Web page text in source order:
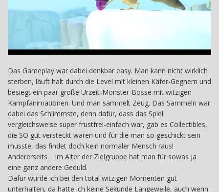
Das Gameplay war dabei denkbar easy. Man kann nicht wirklich
sterben, läuft halt durch die Level mit kleinen Käfer-Gegnern und
besiegt ein paar große Urzeit-Monster-Bosse mit witzigen
Kampfanimationen. Und man sammelt Zeug. Das Sammeln war
dabei das Schlimmste, denn dafür, dass das Spiel
vergleichsweise super frustfrei-einfach war, gab es Collectibles,
die SO gut versteckt waren und für die man so geschickt sein
musste, das findet doch kein normaler Mensch raus!
Andererseits… Im Alter der Zielgruppe hat man für sowas ja
eine ganz andere Geduld.
Dafür wurde ich bei den total witzigen Momenten gut
unterhalten, da hatte ich keine Sekunde Langeweile, auch wenn